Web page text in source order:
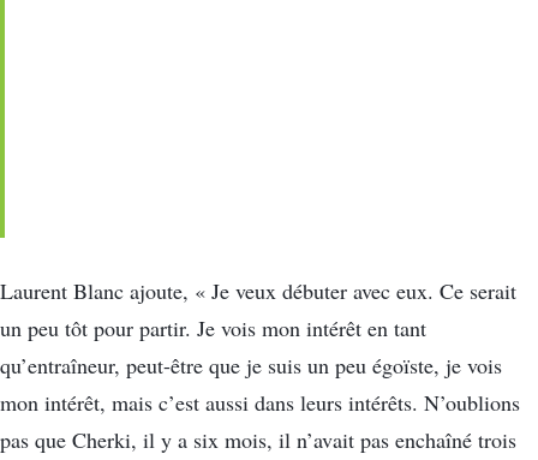
Laurent Blanc ajoute, « Je veux débuter avec eux. Ce serait
un peu tôt pour partir. Je vois mon intérêt en tant
qu’entraîneur, peut-être que je suis un peu égoïste, je vois
mon intérêt, mais c’est aussi dans leurs intérêts. N’oublions
pas que Cherki, il y a six mois, il n’avait pas enchaîné trois